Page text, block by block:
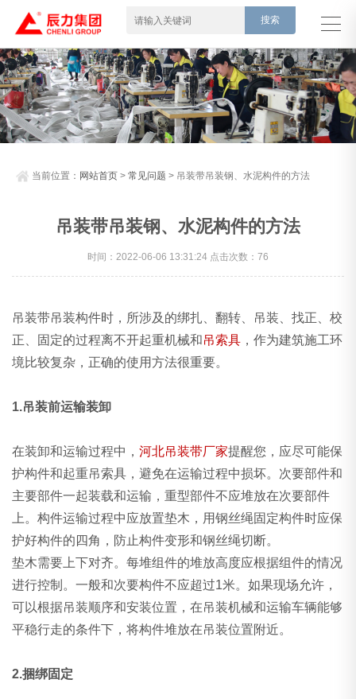
当前位置： 网站首页 >常见问题 > 吊装带吊装钢、水泥构件的方法
吊装带吊装钢、水泥构件的方法
时间：2022-06-06 13:31:24 点击次数：76
吊装带吊装构件时，所涉及的绑扎、翻转、吊装、找正、校
正、固定的过程离不开起重机械和吊索具 ，作为建筑施工环
境比较复杂，正确的使用方法很重要。
1.吊装前运输装卸
在装卸和运输过程中，河北吊装带厂家提醒您，应尽可能保
护构件和起重吊索具，避免在运输过程中损坏。次要部件和
主要部件一起装载和运输，重型部件不应堆放在次要部件
上。构件运输过程中应放置垫木，用钢丝绳固定构件时应保
护好构件的四角，防止构件变形和钢丝绳切断。
垫木需要上下对齐。每堆组件的堆放高度应根据组件的情况
进行控制。一般和次要构件不应超过1米。如果现场允许，
可以根据吊装顺序和安装位置，在吊装机械和运输车辆能够
平稳行走的条件下，将构件堆放在吊装位置附近。
2.捆绑固定